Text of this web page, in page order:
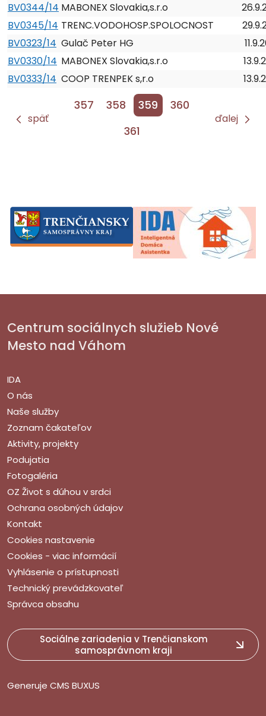
BV0344/14 MABONEX Slovakia,s.r.o
BV0345/14 TRENC.VODOHOSP.SPOLOCNOST
BV0323/14 Gulač Peter HG
BV0330/14 MABONEX Slovakia,s.r.o
BV0333/14 COOP TRENPEK s,r.o
späť
357 358 359
360
361
ďalej
Centrum sociálnych služieb Nové
Mesto nad Váhom
IDA
O nás
Naše služby
Zoznam čakateľov
Aktivity, projekty
Podujatia
Fotogaléria
OZ Život s dúhou v srdci
Ochrana osobných údajov
Kontakt
Cookies nastavenie
Cookies - viac informácií
Vyhlásenie o prístupnosti
Technický prevádzkovateľ
Správca obsahu
Sociálne zariadenia v Trenčianskom
samosprávnom kraji
Generuje CMS BUXUS